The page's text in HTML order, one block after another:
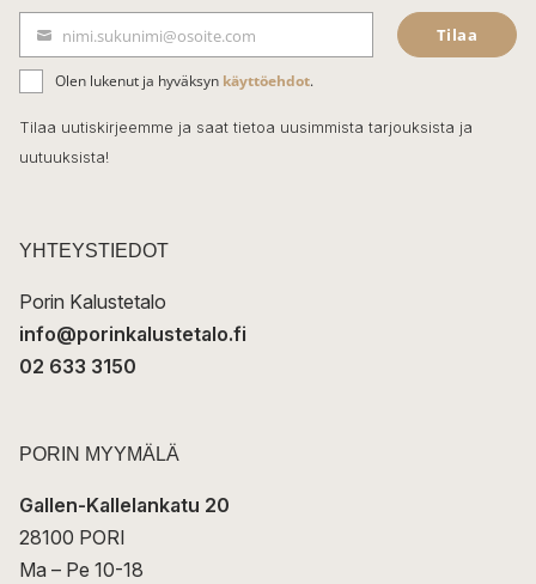
e
b
o
o
k
ä
h
k
t
nimi.sukunimi@osoite.com Tilaa
Olen lukenut ja hyväksyn käyttöehdot.
Tilaa uutiskirjeemme ja saat tietoa uusimmista tarjouksista ja
uutuuksista!
YHTEYSTIEDOT
Porin Kalustetalo
info@porinkalustetalo.fi
02 633 3150
PORIN MYYMÄLÄ
Gallen-Kallelankatu 20
28100 PORI
Ma – Pe 10-18